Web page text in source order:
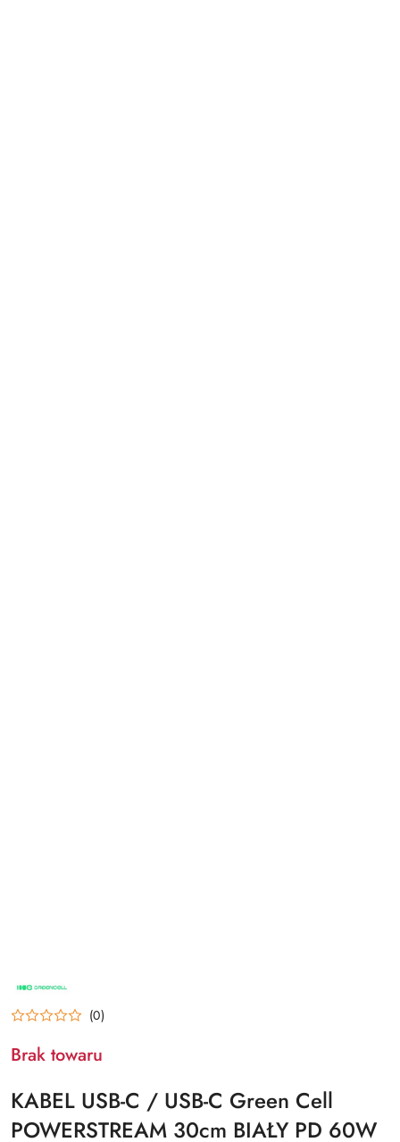
NAZWA
PRODUCENTA:
GREEN
CELL (0)
Brak towaru
KABEL USB-C / USB-C Green Cell
POWERSTREAM 30cm BIAŁY PD 60W